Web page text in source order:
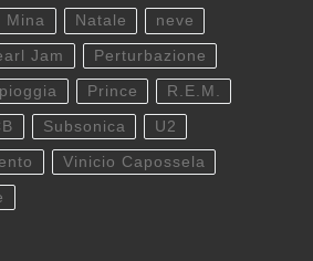
Mina Natale neve
Jam Perturbazione
pioggia Prince R.E.M.
Subsonica U2
Vinicio Capossela